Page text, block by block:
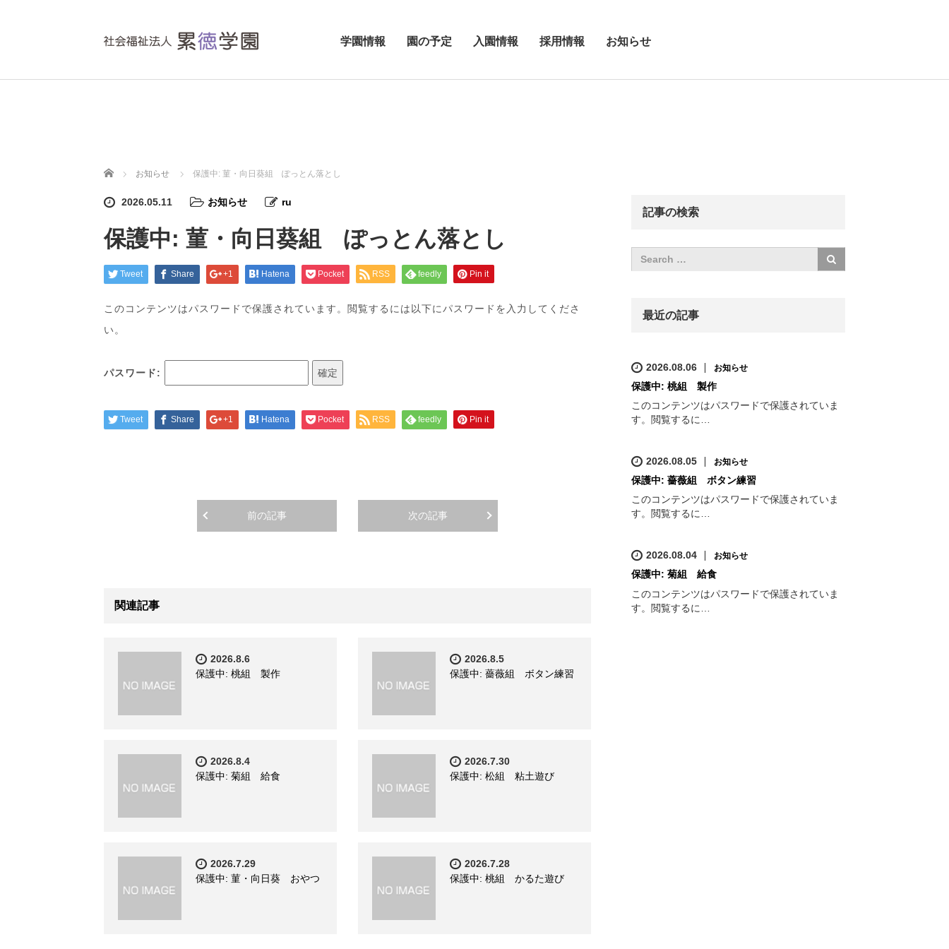
学園情報 園の予定 入園情報 採用情報 お知らせ
ホーム お知らせ 保護中: 菫・向日葵組 ぽっとん落とし
2026.05.11 お知らせ ru
保護中: 菫・向日葵組 ぽっとん落とし
Tweet Share +1 Hatena Pocket RSS feedly Pin it
このコンテンツはパスワードで保護されています。閲覧するには以下にパスワードを入力してくださ
い。
パスワード:
Tweet Share +1 Hatena Pocket RSS feedly Pin it
前の記事 次の記事
関連記事
2026.8.6
保護中: 桃組 製作
2026.8.5
保護中: 薔薇組 ボタン練習
2026.8.4
保護中: 菊組 給食
2026.7.30
保護中: 松組 粘土遊び
2026.7.29
保護中: 菫・向日葵 おやつ
2026.7.28
保護中: 桃組 かるた遊び
記事の検索
最近の記事
2026.08.06 お知らせ
保護中: 桃組 製作
このコンテンツはパスワードで保護されていま
す。閲覧するに…
2026.08.05 お知らせ
保護中: 薔薇組 ボタン練習
このコンテンツはパスワードで保護されていま
す。閲覧するに…
2026.08.04 お知らせ
保護中: 菊組 給食
このコンテンツはパスワードで保護されていま
す。閲覧するに…